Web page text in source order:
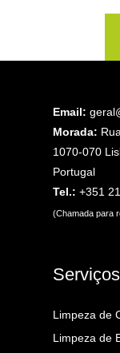
Email:
Morada:
1070-070
Portugal
Tel.: +351
(Chamada para
Serviços
Limpeza de
Limpeza de